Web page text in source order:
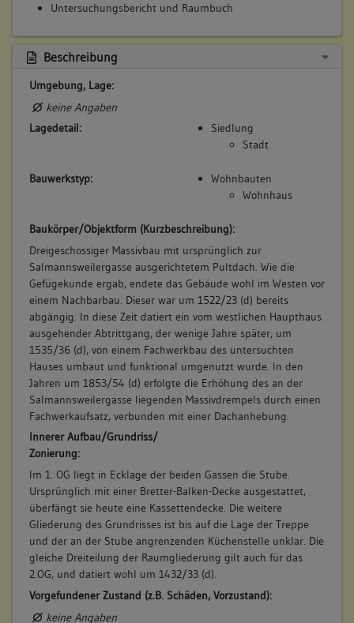
Untersuchungsbericht und Raumbuch
Beschreibung
Umgebung, Lage:
keine Angaben
Lagedetail:
Siedlung
Stadt
Bauwerkstyp:
Wohnbauten
Wohnhaus
Baukörper/Objektform (Kurzbeschreibung):
Dreigeschossiger Massivbau mit ursprünglich zur
Salmannsweilergasse ausgerichtetem Pultdach. Wie die
Gefügekunde ergab, endete das Gebäude wohl im Westen vor
einem Nachbarbau. Dieser war um 1522/23 (d) bereits
abgängig. In diese Zeit datiert ein vom westlichen Haupthaus
ausgehender Abtrittgang, der wenige Jahre später, um
1535/36 (d), von einem Fachwerkbau des untersuchten
Hauses umbaut und funktional umgenutzt wurde. In den
Jahren um 1853/54 (d) erfolgte die Erhöhung des an der
Salmannsweilergasse liegenden Massivdrempels durch einen
Fachwerkaufsatz, verbunden mit einer Dachanhebung.
Innerer Aufbau/Grundriss/
Zonierung:
Im 1. OG liegt in Ecklage der beiden Gassen die Stube.
Ursprünglich mit einer Bretter-Balken-Decke ausgestattet,
überfängt sie heute eine Kassettendecke. Die weitere
Gliederung des Grundrisses ist bis auf die Lage der Treppe
und der an der Stube angrenzenden Küchenstelle unklar. Die
gleiche Dreiteilung der Raumgliederung gilt auch für das
2.OG, und datiert wohl um 1432/33 (d).
Vorgefundener Zustand (z.B. Schäden, Vorzustand):
keine Angaben